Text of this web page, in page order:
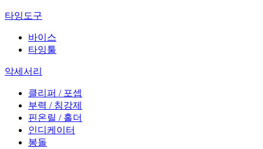
타잉도구
바이스
타잉툴
악세서리
클리퍼 / 포셉
부력 / 침강제
핀온릴 / 홀더
인디케이터
봉돌